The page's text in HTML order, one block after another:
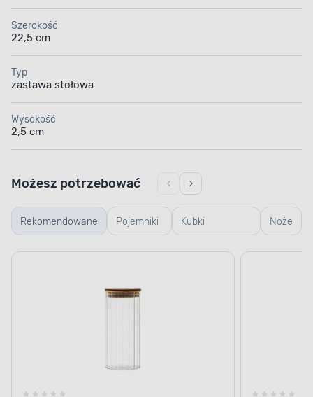
Szerokość
22,5 cm
Typ
zastawa stołowa
Wysokość
2,5 cm
Rekomendowane Pojemniki
szklane
Kubki
termiczne i
Noże
Możesz potrzebować